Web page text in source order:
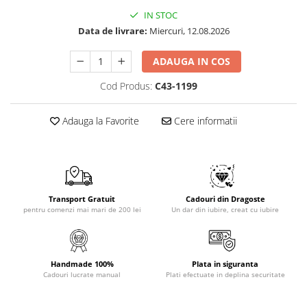
IN STOC
Data de livrare: Miercuri, 12.08.2026
ADAUGA IN COS
Cod Produs: C43-1199
Adauga la Favorite Cere informatii
Transport Gratuit
pentru comenzi mai mari de 200 lei
Cadouri din Dragoste
Un dar din iubire, creat cu iubire
Handmade 100%
Cadouri lucrate manual
Plata in siguranta
Plati efectuate in deplina securitate